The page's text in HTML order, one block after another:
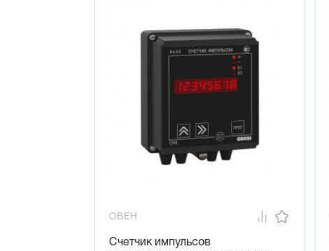
ОВЕН
Счетчик импульсов